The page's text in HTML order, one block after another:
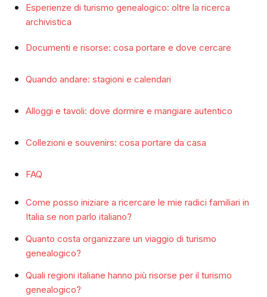
Esperienze di turismo genealogico: oltre la ricerca
archivistica
Documenti e risorse: cosa portare e dove cercare
Quando andare: stagioni e calendari
Alloggi e tavoli: dove dormire e mangiare autentico
Collezioni e souvenirs: cosa portare da casa
FAQ
Come posso iniziare a ricercare le mie radici familiari in
Italia se non parlo italiano?
Quanto costa organizzare un viaggio di turismo
genealogico?
Quali regioni italiane hanno più risorse per il turismo
genealogico?